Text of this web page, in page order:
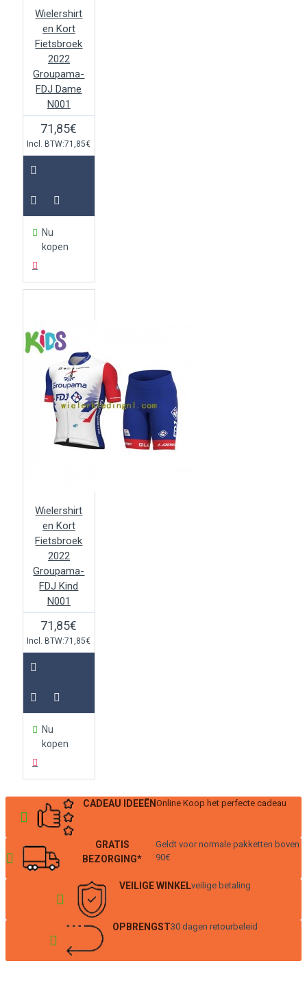
Wielershirt
en Kort
Fietsbroek
2022
Groupama-
FDJ Dame
N001
71,85€
Incl. BTW:71,85€
Nu
kopen
Wielershirt
en Kort
Fietsbroek
2022
Groupama-
FDJ Kind
N001
71,85€
Incl. BTW:71,85€
Nu
kopen
CADEAU IDEEËNOnline Koop het perfecte cadeau
GRATIS
BEZORGING*
Geldt voor normale pakketten boven
90€
VEILIGE WINKELveilige betaling
OPBRENGST30 dagen retourbeleid